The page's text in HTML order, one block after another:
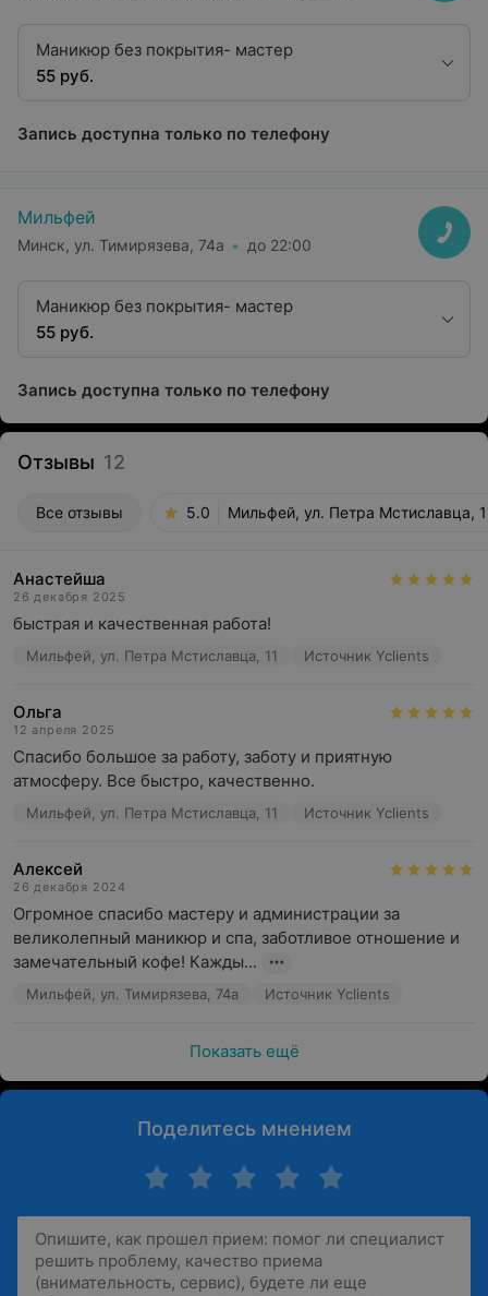
Маникюр без покрытия- мастер
55 руб.
Запись доступна только по телефону
Мильфей
Минск, ул. Тимирязева, 74а до 22:00
Маникюр без покрытия- мастер
55 руб.
Запись доступна только по телефону
Отзывы 12
Все отзывы 5.0 Мильфей, ул. Петра Мстиславца,
Анастейша
26 декабря 2025
быстрая и качественная работа!
Мильфей, ул. Петра Мстиславца, 11 Источник Yclients
Ольга
12 апреля 2025
Спасибо большое за работу, заботу и приятную
атмосферу. Все быстро, качественно.
Мильфей, ул. Петра Мстиславца, 11 Источник Yclients
Алексей
26 декабря 2024
Огромное спасибо мастеру и администрации за
великолепный маникюр и спа, заботливое отношение и
замечательный кофе! Кажды...
Мильфей, ул. Тимирязева, 74а Источник Yclients
Показать ещё
Поделитесь мнением